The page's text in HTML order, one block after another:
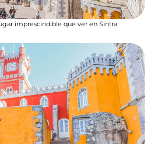
imprescindible que ver en Sintra